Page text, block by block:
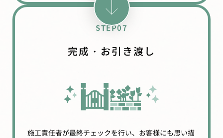
STEP07
完成・お引き渡し
施工責任者が最終チェックを行い、お客様にも思い描